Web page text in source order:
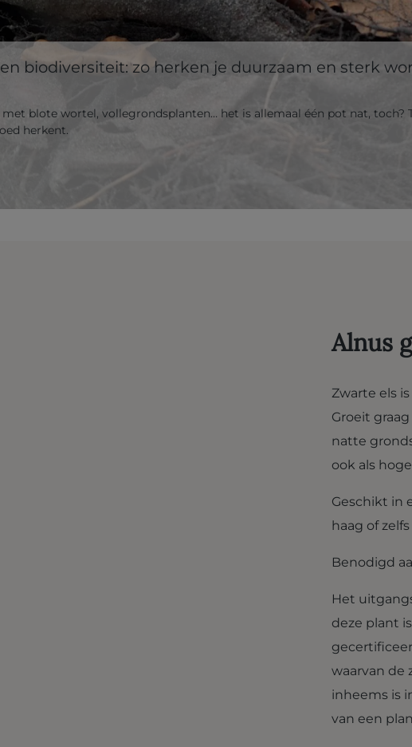
biodiversiteit: zo herken je duurzaam en sterk
blote wortel, vollegrondsplanten… het is allemaal één pot nat, toch?
herkent.
Alnus
Zwarte els
Groeit
natte
ook als
Geschikt in
haag of
Benodigd
Het
deze plant
waarvan de
inheems is
van een